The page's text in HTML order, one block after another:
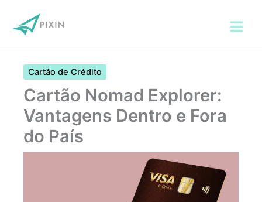
para
Cartão de Crédito
Cartão Nomad Explorer:
Vantagens Dentro e Fora
do País